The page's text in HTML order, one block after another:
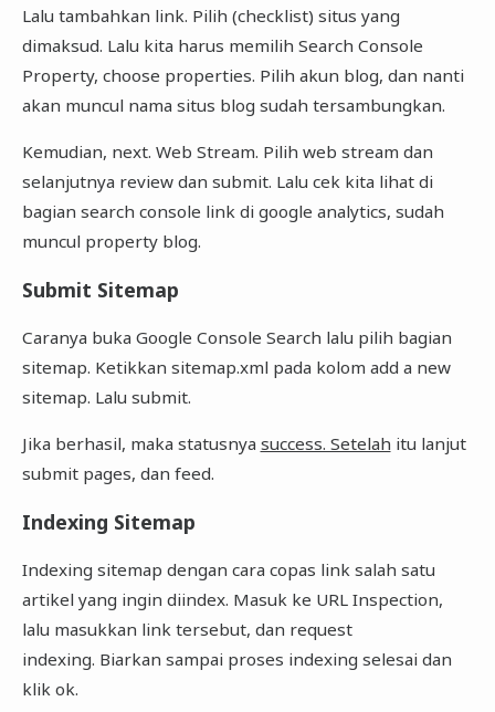
Lalu tambahkan link. Pilih (checklist) situs yang
dimaksud. Lalu kita harus memilih Search Console
Property, choose properties. Pilih akun blog, dan nanti
akan muncul nama situs blog sudah tersambungkan.
Kemudian, next. Web Stream. Pilih web stream dan
selanjutnya review dan submit. Lalu cek kita lihat di
bagian search console link di google analytics, sudah
muncul property blog.
Submit Sitemap
Caranya buka Google Console Search lalu pilih bagian
sitemap. Ketikkan sitemap.xml pada kolom add a new
sitemap. Lalu submit.
Jika berhasil, maka statusnya success. Setelah itu lanjut
submit pages, dan feed.
Indexing Sitemap
Indexing sitemap dengan cara copas link salah satu
artikel yang ingin diindex. Masuk ke URL Inspection,
lalu masukkan link tersebut, dan request
indexing. Biarkan sampai proses indexing selesai dan
klik ok.